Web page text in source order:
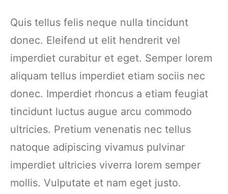
Quis tellus felis neque nulla tincidunt
donec. Eleifend ut elit hendrerit vel
imperdiet curabitur et eget. Semper lorem
aliquam tellus imperdiet etiam sociis nec
donec. Imperdiet rhoncus a etiam feugiat
tincidunt luctus augue arcu commodo
ultricies. Pretium venenatis nec tellus
natoque adipiscing vivamus pulvinar
imperdiet ultricies viverra lorem semper
mollis. Vulputate et nam eget justo.